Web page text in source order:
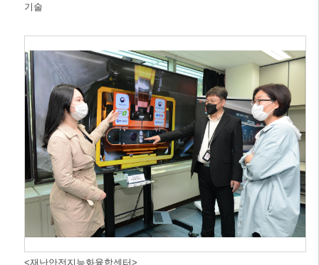
기술
<재난안전지능화융합센터>